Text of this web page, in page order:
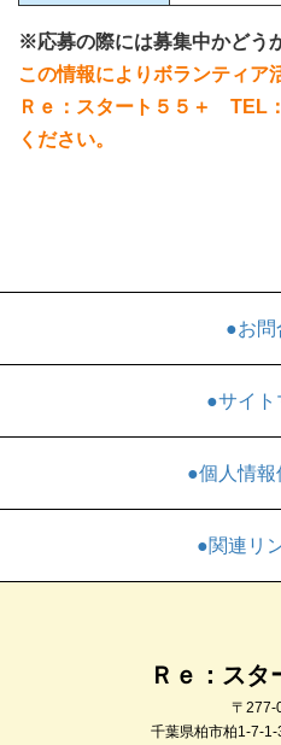
※応募の際には募集中かどう
この情報によりボランティア
Ｒｅ：スタート５５＋ TEL
ください。
●お問
●サイト
●個人情報
●関連リ
Ｒｅ：スタ
〒277-
千葉県柏市柏1-7-